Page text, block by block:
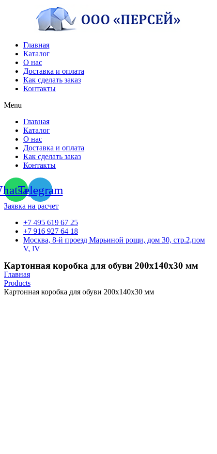
содержимому
Главная
Каталог
О нас
Доставка и оплата
Как сделать заказ
Контакты
Menu
Главная
Каталог
О нас
Доставка и оплата
Как сделать заказ
Контакты
Telegram
Заявка на расчет
+7 495 619 67 25
+7 916 927 64 18
Москва, 8-й проезд Марьиной рощи, дом 30, стр.2,пом
V, IV
Картонная коробка для обуви 200х140х30 мм
Главная
Products
Картонная коробка для обуви 200х140х30 мм